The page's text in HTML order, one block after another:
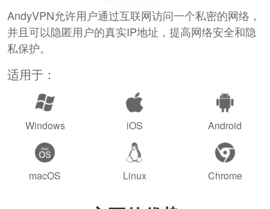
AndyVPN允许用户通过互联网访问一个私密的网络，
并且可以隐匿用户的真实IP地址，提高网络安全和隐
私保护。
适用于：
Windows iOS Android
macOS Linux Chrome